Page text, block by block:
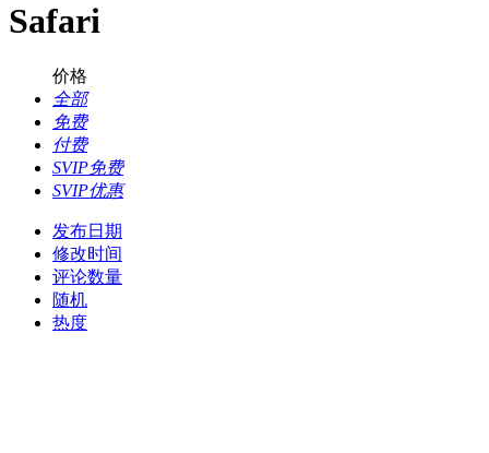
Safari
价格
全部
免费
付费
SVIP免费
SVIP优惠
发布日期
修改时间
评论数量
随机
热度